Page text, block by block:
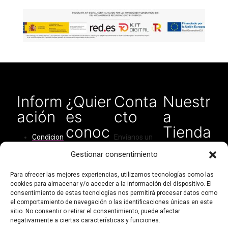
Gestionar consentimiento
Para ofrecer las mejores experiencias, utilizamos tecnologías como las
cookies para almacenar y/o acceder a la información del dispositivo. El
consentimiento de estas tecnologías nos permitirá procesar datos como
el comportamiento de navegación o las identificaciones únicas en este
sitio. No consentir o retirar el consentimiento, puede afectar
negativamente a ciertas características y funciones.
Inform
ación
Condicion
Cómo
comprar
Política de
privacidad
¿Quier
es
conoc
ernos?
somos
Contacto
Mi cuenta
Conta
cto
Envíanos un
electrónico
tipo de
consulta:
didarthandma
de@gmail.com
Nuestr
a
Tienda
en
on